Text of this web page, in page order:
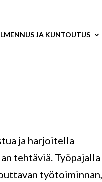
JA KUNTOUTUS
ja harjoitella
tehtäviä. Työpajalla
työtoiminnan,